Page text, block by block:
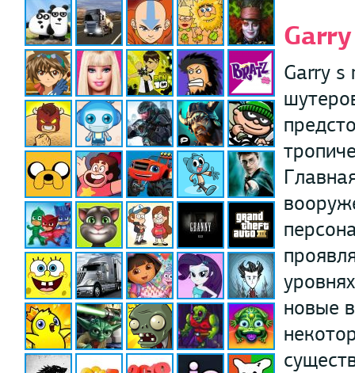
Garry s
новые